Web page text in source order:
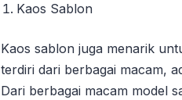
Kaos Sablon
Kaos sablon juga menarik
terdiri dari berbagai macam,
Dari berbagai macam model